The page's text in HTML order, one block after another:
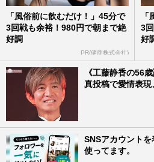
「風俗前に飲むだけ！」45分で
3回戦も余裕！980円で朝まで絶
好調
PR(健商株式会社)
3
好
《工藤静香の56
真投稿で愛情表
SNSアカウント
使ってます。